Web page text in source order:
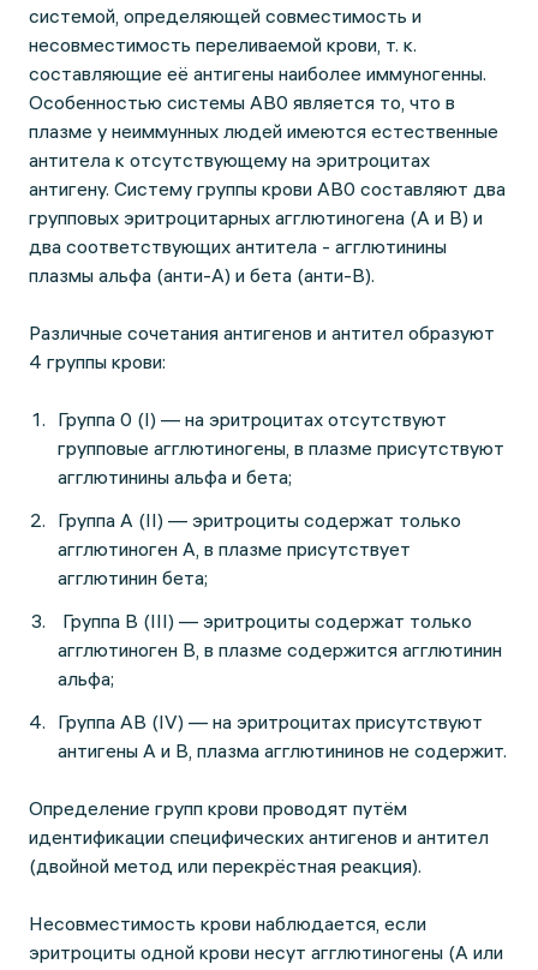
системой, определяющей совместимость и
несовместимость переливаемой крови, т. к.
составляющие её антигены наиболее иммуногенны.
Особенностью системы АВ0 является то, что в
плазме у неиммунных людей имеются естественные
антитела к отсутствующему на эритроцитах
антигену. Систему группы крови АВ0 составляют два
групповых эритроцитарных агглютиногена (А и В) и
два соответствующих антитела - агглютинины
плазмы альфа (анти-А) и бета (анти-В).
Различные сочетания антигенов и антител образуют
4 группы крови:
Группа 0 (I) — на эритроцитах отсутствуют
групповые агглютиногены, в плазме присутствуют
агглютинины альфа и бета;
Группа А (II) — эритроциты содержат только
агглютиноген А, в плазме присутствует
агглютинин бета;
Группа В (III) — эритроциты содержат только
агглютиноген В, в плазме содержится агглютинин
альфа;
Группа АВ (IV) — на эритроцитах присутствуют
антигены А и В, плазма агглютининов не содержит.
Определение групп крови проводят путём
идентификации специфических антигенов и антител
(двойной метод или перекрёстная реакция).
Несовместимость крови наблюдается, если
эритроциты одной крови несут агглютиногены (А или